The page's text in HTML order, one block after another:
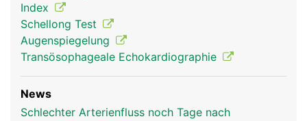
Index
Schellong Test
Augenspiegelung
Transösophageale Echokardiographie
News
Schlechter Arterienfluss noch Tage nach